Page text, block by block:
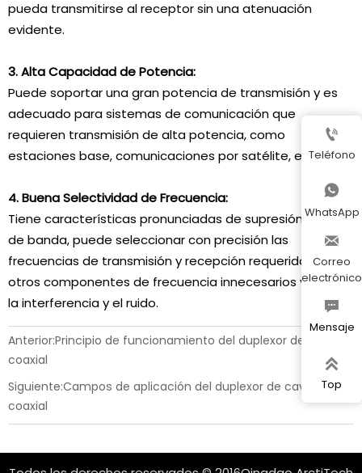
pueda transmitirse al receptor sin una atenuación
evidente.
3. Alta Capacidad de Potencia:
Puede soportar una gran potencia de transmisión y es
adecuado para sistemas de comunicación que
requieren transmisión de alta potencia, como
estaciones base, comunicaciones por satélite, etc.
4. Buena Selectividad de Frecuencia:
Tiene características pronunciadas de supresión fuera
de banda, puede seleccionar con precisión las
frecuencias de transmisión y recepción requeridas, filtrar
otros componentes de frecuencia innecesarios y reducir
la interferencia y el ruido.
Anterior:Principio de funcionamiento del duplexor de cavidad
coaxial
Siguiente:Campos de aplicación del duplexor de cavidad
coaxial

Teléfono

WhatsApp

Correo
electrónico

Mensaje

Top